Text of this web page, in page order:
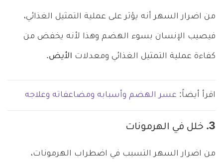
من اضرار السهر أنه يؤثر على عملية التمثيل الغذائي،
فيصيب الإنسان بسوء الهضم وهذا لأنه يخفض من
كفاءة عملية التمثيل الغذائي ومعدلات الأيض.
اقرأ أيضاً: عسر الهضم وأسبابه ومضاعفاته وعلاجه
3. خلل في الهرمونات
من اضرار السهر التسبب في اضطراب الهرمونات،